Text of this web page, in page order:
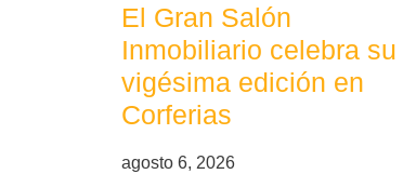
El Gran Salón
Inmobiliario celebra su
vigésima edición en
Corferias
agosto 6, 2026